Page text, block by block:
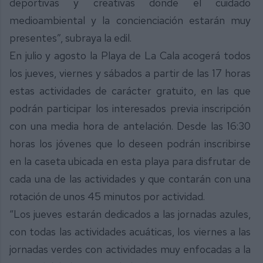
medioambiental y la concienciación estarán muy
presentes”, subraya la edil.
En julio y agosto la Playa de La Cala acogerá todos
los jueves, viernes y sábados a partir de las 17 horas
estas actividades de carácter gratuito, en las que
podrán participar los interesados previa inscripción
con una media hora de antelación. Desde las 16:30
horas los jóvenes que lo deseen podrán inscribirse
en la caseta ubicada en esta playa para disfrutar de
cada una de las actividades y que contarán con una
rotación de unos 45 minutos por actividad.
“Los jueves estarán dedicados a las jornadas azules,
con todas las actividades acuáticas, los viernes a las
jornadas verdes con actividades muy enfocadas a la